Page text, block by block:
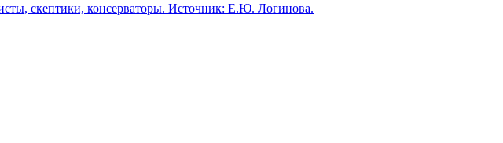
скептики, консерваторы. Источник: Е.Ю. Логинова.